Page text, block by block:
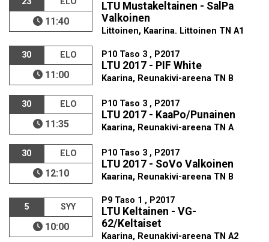
11:40
LTU Mustakeltainen - SalPa
Valkoinen
Littoinen, Kaarina. Littoinen TN A1
30 ELO
11:00
P10 Taso 3 , P2017
LTU 2017 - PIF White
Kaarina, Reunakivi-areena TN B
30 ELO
11:35
P10 Taso 3 , P2017
LTU 2017 - KaaPo/Punainen
Kaarina, Reunakivi-areena TN A
30 ELO
12:10
P10 Taso 3 , P2017
LTU 2017 - SoVo Valkoinen
Kaarina, Reunakivi-areena TN B
5 SYY
10:00
P9 Taso 1 , P2017
LTU Keltainen - VG-
62/Keltaiset
Kaarina, Reunakivi-areena TN A2